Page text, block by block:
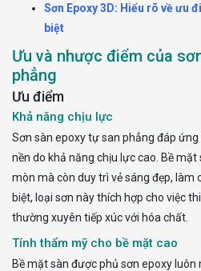
Sơn Epoxy 3D: Hiểu rõ về ưu
biệt
Ưu và nhược điểm của
phẳng
Ưu điểm
Khả năng chịu lực
Sơn sàn epoxy tự san phẳng đáp
nền do khả năng chịu lực cao. Bề
mòn mà còn duy trì vẻ sáng đẹp, làm
biệt, loại sơn này thích hợp cho việc
thường xuyên tiếp xúc với hóa chất.
Tính thẩm mỹ cho bề mặt cao
Bề mặt sàn được phủ sơn epoxy